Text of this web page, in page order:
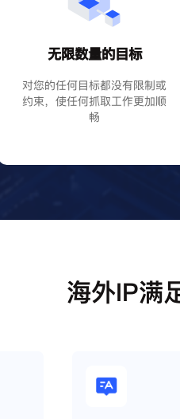
无限数量的目标
对您的任何目标都没有限制或
约束，使任何抓取工作更加顺
畅
海外IP满